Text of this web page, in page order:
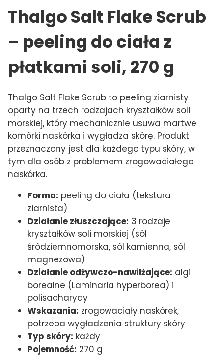
Thalgo Salt Flake Scrub
– peeling do ciała z
płatkami soli, 270 g
Thalgo Salt Flake Scrub to peeling ziarnisty
oparty na trzech rodzajach kryształków soli
morskiej, który mechanicznie usuwa martwe
komórki naskórka i wygładza skórę. Produkt
przeznaczony jest dla każdego typu skóry, w
tym dla osób z problemem zrogowaciałego
naskórka.
Forma: peeling do ciała (tekstura
ziarnista)
Działanie złuszczające: 3 rodzaje
kryształków soli morskiej (sól
śródziemnomorska, sól kamienna, sól
magnezowa)
Działanie odżywczo-nawilżające: algi
borealne (Laminaria hyperborea) i
polisacharydy
Wskazania: zrogowaciały naskórek,
potrzeba wygładzenia struktury skóry
Typ skóry: każdy
Pojemność: 270 g